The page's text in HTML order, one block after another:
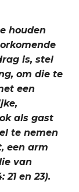
houden
is, stel
om die te
een
als gast
te nemen
een arm
van
en 23).